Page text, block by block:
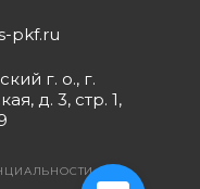
pkf.ru
г. о., г.
д. 3, стр. 1,